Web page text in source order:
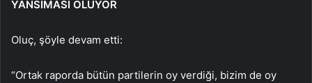
YANSIMASI OLUYOR
Oluç, şöyle devam etti:
“Ortak raporda bütün partilerin oy verdiği, bizim de oy